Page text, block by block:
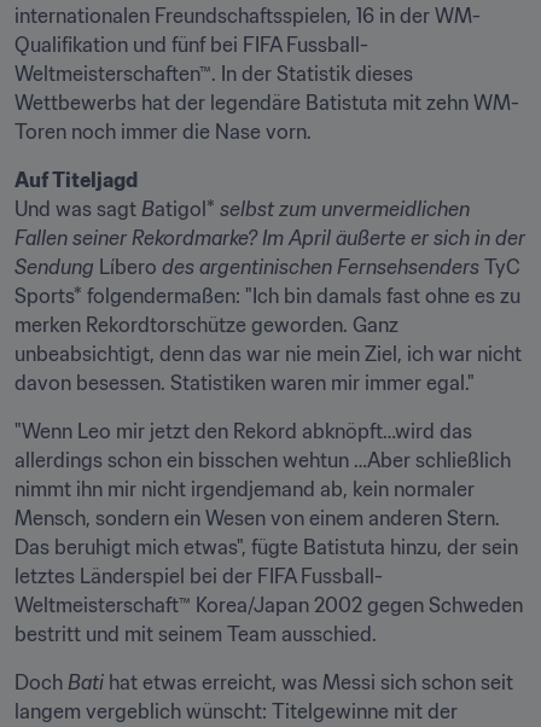
internationalen Freundschaftsspielen, 16 in der WM-
Qualifikation und fünf bei FIFA Fussball-
Weltmeisterschaften™. In der Statistik dieses
Wettbewerbs hat der legendäre Batistuta mit zehn WM-
Toren noch immer die Nase vorn.
Auf Titeljagd
Und was sagt Batigol* selbst zum unvermeidlichen
Fallen seiner Rekordmarke? Im April äußerte er sich in der
Sendung Líbero des argentinischen Fernsehsenders TyC
Sports* folgendermaßen: "Ich bin damals fast ohne es zu
merken Rekordtorschütze geworden. Ganz
unbeabsichtigt, denn das war nie mein Ziel, ich war nicht
davon besessen. Statistiken waren mir immer egal."
"Wenn Leo mir jetzt den Rekord abknöpft…wird das
allerdings schon ein bisschen wehtun …Aber schließlich
nimmt ihn mir nicht irgendjemand ab, kein normaler
Mensch, sondern ein Wesen von einem anderen Stern.
Das beruhigt mich etwas", fügte Batistuta hinzu, der sein
letztes Länderspiel bei der FIFA Fussball-
Weltmeisterschaft™ Korea/Japan 2002 gegen Schweden
bestritt und mit seinem Team ausschied.
Doch Bati hat etwas erreicht, was Messi sich schon seit
langem vergeblich wünscht: Titelgewinne mit der